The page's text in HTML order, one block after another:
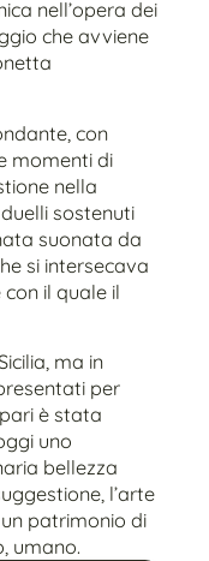
nell’opera dei
che avviene
con
momenti di
nella
sostenuti
suonata da
si intersecava
il quale il
ma in
per
è stata
uno
bellezza
l’arte
patrimonio di
umano.